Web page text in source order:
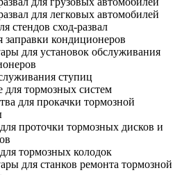
для легковых автомобилей
стендов сход-развал
заправки кондиционеров
для установок обслуживания
ступиц
для тормозных систем
для прокачки тормозной
проточки тормозных дисков и
тормозных колодок
для станков ремонта тормозной